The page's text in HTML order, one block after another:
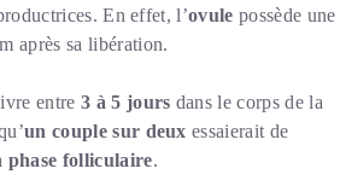
En effet, l’ovule possède une
après sa libération.
entre 3 à 5 jours dans le corps de la
un couple sur deux essaierait de
phase folliculaire.